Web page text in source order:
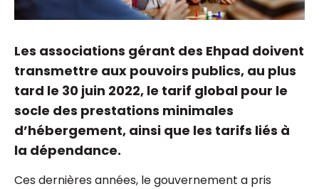
Les associations gérant des Ehpad doivent
transmettre aux pouvoirs publics, au plus
tard le 30 juin 2022, le tarif global pour le
socle des prestations minimales
d’hébergement, ainsi que les tarifs liés à
la dépendance.
Ces dernières années, le gouvernement a pris